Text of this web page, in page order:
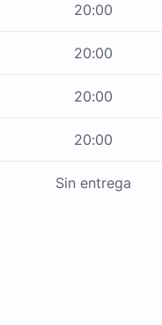
20:00
20:00
20:00
20:00
Sin entrega